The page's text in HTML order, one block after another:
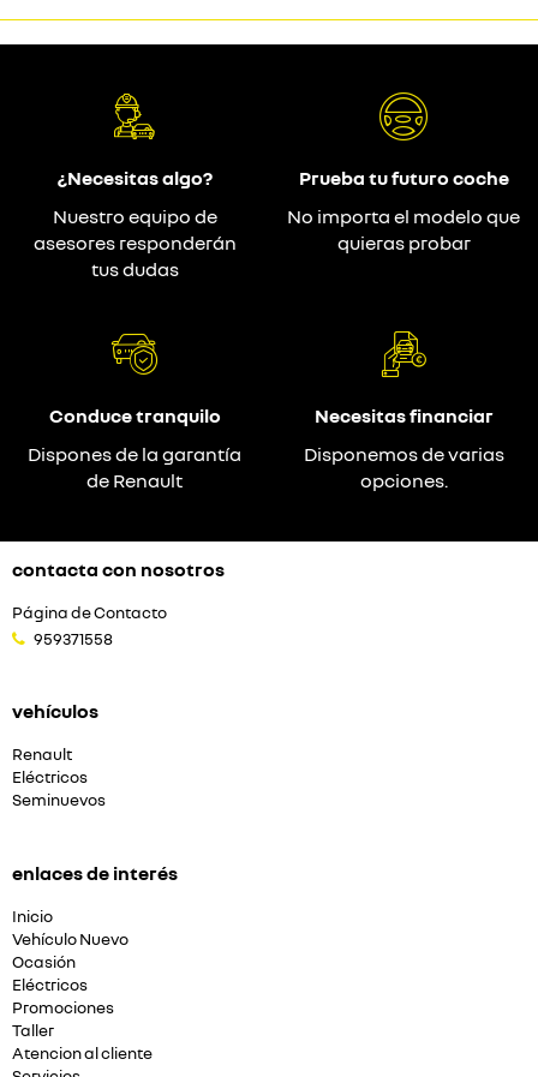
¿Necesitas algo?
Nuestro equipo de
asesores responderán
tus dudas
Prueba tu futuro coche
No importa el modelo que
quieras probar
Conduce tranquilo
Dispones de la garantía
de Renault
Necesitas financiar
Disponemos de varias
opciones.
contacta con nosotros
Página de Contacto
959371558
vehículos
Renault
Eléctricos
Seminuevos
enlaces de interés
Inicio
Vehículo Nuevo
Ocasión
Eléctricos
Promociones
Taller
Atencion al cliente